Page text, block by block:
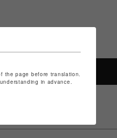
SHOP TOP
the page before translation.
in advance.